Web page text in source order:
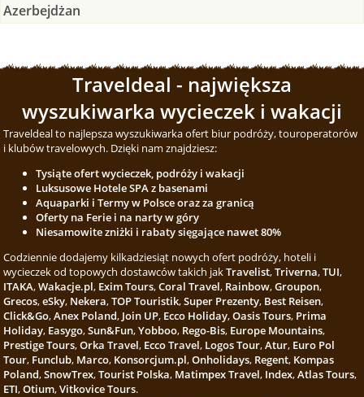
Azerbejdżan
Traveldeal - największa
wyszukiwarka wycieczek i wakacji
Traveldeal to najlepsza wyszukiwarka ofert biur podróży, touroperatorów
i klubów travelowych. Dzięki nam znajdziesz:
Tysiąte ofert wycieczek, podróży i wakacji
Luksusowe Hotele SPA z basenami
Aquaparki i Termy w Polsce oraz za granicą
Oferty na Ferie i na narty w góry
Niesamowite zniżki i rabaty sięgające nawet 80%
Codziennie dodajemy kilkadziesiąt nowych ofert podróży, hoteli i
wycieczek od topowych dostawców takich jakTravelist,Triverna,TUI,
ITAKA,Wakacje.pl, Exim Tours,Coral Travel, Rainbow,Groupon,
Grecos,eSky, Nekera,TOP Touristik,Super Prezenty, Best Reisen,
Click&Go,Anex Poland, Join UP, Ecco Holiday,Oasis Tours, Prima
Holiday, Easygo,Sun&Fun,Yobboo, Rego-Bis, Europe Mountains,
Prestige Tours,Orka Travel, Ecco Travel, Logos Tour,Atur, Euro Pol
Tour, Funclub, Marco, Konsorcjum.pl,Onholidays, Regent, Kompas
Poland,SnowTrex,Tourist Polska, Matimpex Travel, Index,Atlas Tours,
ETI,Otium,Vitkovice Tours.